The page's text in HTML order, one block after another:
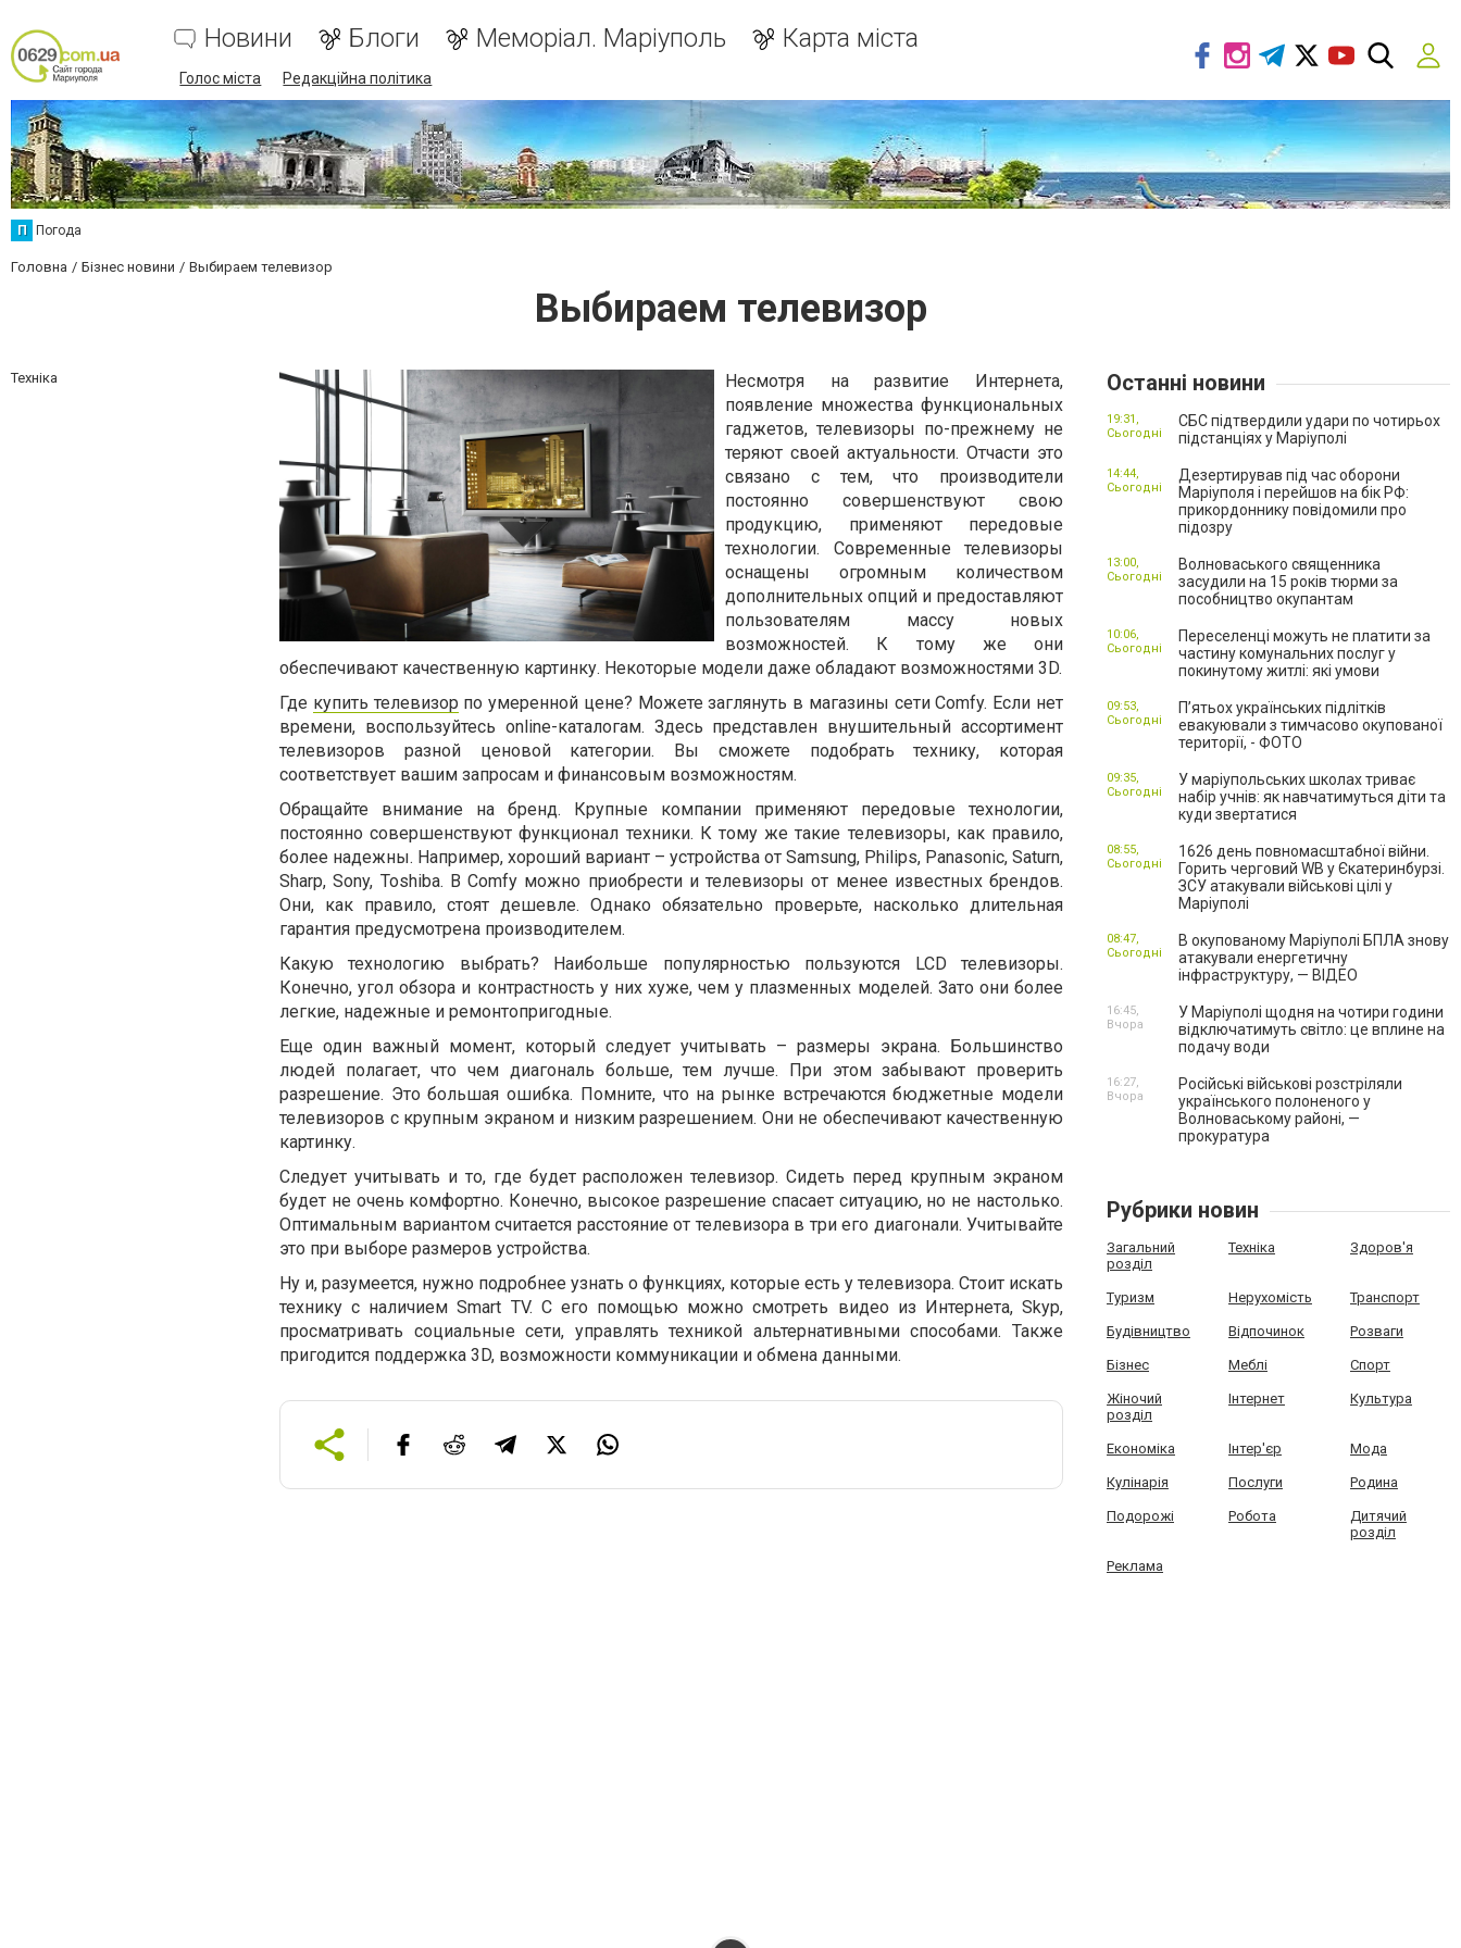
Новини Блоги Меморіал. Маріуполь Карта міста
Голос міста Редакційна політика
П Погода
Головна Бізнес новини Выбираем телевизор
Выбираем телевизор
Техніка
Несмотря на развитие Интернета,
появление множества функциональных
гаджетов, телевизоры по-прежнему не
теряют своей актуальности. Отчасти это
связано с тем, что производители
постоянно совершенствуют свою
продукцию, применяют передовые
технологии. Современные телевизоры
оснащены огромным количеством
дополнительных опций и предоставляют
пользователям массу новых
возможностей. К тому же они
обеспечивают качественную картинку. Некоторые модели даже обладают возможностями 3D.
Где купить телевизор по умеренной цене? Можете заглянуть в магазины сети Comfy. Если нет
времени, воспользуйтесь online-каталогам. Здесь представлен внушительный ассортимент
телевизоров разной ценовой категории. Вы сможете подобрать технику, которая
соответствует вашим запросам и финансовым возможностям.
Обращайте внимание на бренд. Крупные компании применяют передовые технологии,
постоянно совершенствуют функционал техники. К тому же такие телевизоры, как правило,
более надежны. Например, хороший вариант – устройства от Samsung, Philips, Panasonic, Saturn,
Sharp, Sony, Toshiba. В Comfy можно приобрести и телевизоры от менее известных брендов.
Они, как правило, стоят дешевле. Однако обязательно проверьте, насколько длительная
гарантия предусмотрена производителем.
Какую технологию выбрать? Наибольше популярностью пользуются LCD телевизоры.
Конечно, угол обзора и контрастность у них хуже, чем у плазменных моделей. Зато они более
легкие, надежные и ремонтопригодные.
Еще один важный момент, который следует учитывать – размеры экрана. Большинство
людей полагает, что чем диагональ больше, тем лучше. При этом забывают проверить
разрешение. Это большая ошибка. Помните, что на рынке встречаются бюджетные модели
телевизоров с крупным экраном и низким разрешением. Они не обеспечивают качественную
картинку.
Следует учитывать и то, где будет расположен телевизор. Сидеть перед крупным экраном
будет не очень комфортно. Конечно, высокое разрешение спасает ситуацию, но не настолько.
Оптимальным вариантом считается расстояние от телевизора в три его диагонали. Учитывайте
это при выборе размеров устройства.
Ну и, разумеется, нужно подробнее узнать о функциях, которые есть у телевизора. Стоит искать
технику с наличием Smart TV. С его помощью можно смотреть видео из Интернета, Skyp,
просматривать социальные сети, управлять техникой альтернативными способами. Также
пригодится поддержка 3D, возможности коммуникации и обмена данными.
Останні новини
СБС підтвердили удари по чотирьох
підстанціях у Маріуполі
19:31,
Сьогодні
Дезертирував під час оборони
Маріуполя і перейшов на бік РФ:
прикордоннику повідомили про
підозру
14:44,
Сьогодні
Волноваського священника
засудили на 15 років тюрми за
пособництво окупантам
13:00,
Сьогодні
Переселенці можуть не платити за
частину комунальних послуг у
покинутому житлі: які умови
10:06,
Сьогодні
П’ятьох українських підлітків
евакуювали з тимчасово окупованої
території, - ФОТО
09:53,
Сьогодні
У маріупольських школах триває
набір учнів: як навчатимуться діти та
куди звертатися
09:35,
Сьогодні
1626 день повномасштабної війни.
Горить черговий WB у Єкатеринбурзі.
ЗСУ атакували військові цілі у
Маріуполі
08:55,
Сьогодні
В окупованому Маріуполі БПЛА знову
атакували енергетичну
інфраструктуру, — ВІДЕО
08:47,
Сьогодні
У Маріуполі щодня на чотири години
відключатимуть світло: це вплине на
подачу води
16:45,
Вчора
Російські військові розстріляли
українського полоненого у
Волноваському районі, —
прокуратура
16:27,
Вчора
Рубрики новин
Загальний
розділ
Техніка Здоров'я
Туризм Нерухомість Транспорт
Будівництво Відпочинок Розваги
Бізнес Меблі Спорт
Жіночий
розділ
Інтернет Культура
Економіка Інтер'єр Мода
Кулінарія Послуги Родина
Подорожі Робота
Дитячий
розділ
Реклама